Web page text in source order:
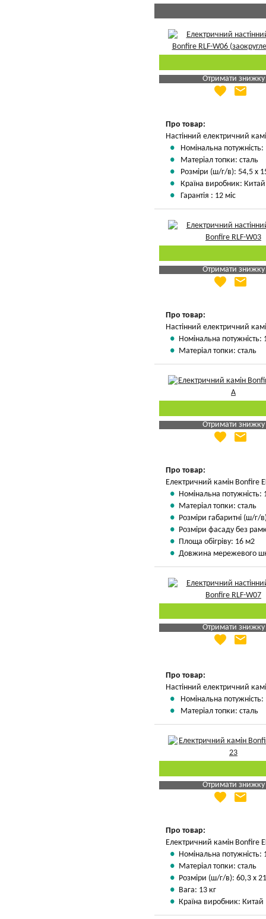
Отримати знижку
Яка Ваша ціна
favorite email
Про товар:
Настінний електричний
Номінальна потужність:
Матеріал топки: сталь
Розміри (ш/г/в): 54,5 х
Країна виробник: Китай
Гарантія : 12 міс
Отримати знижку
Яка Ваша ціна
favorite email
Про товар:
Настінний електричний
Номінальна потужність:
Матеріал топки: сталь
Отримати знижку
Яка Ваша ціна
favorite email
Про товар:
Електричний камін Bonfire
Номінальна потужність:
Матеріал топки: сталь
Розміри габаритні (ш/г/
Розміри фасаду без
Площа обігріву: 16 м2
Довжина мережевого
Отримати знижку
Яка Ваша ціна
favorite email
Про товар:
Настінний електричний
Номінальна потужність:
Матеріал топки: сталь
Отримати знижку
Яка Ваша ціна
favorite email
Про товар:
Електричний камін Bonfire
Номінальна потужність:
Матеріал топки: сталь
Розміри (ш/г/в): 60,3 х
Вага: 13 кг
Країна виробник: Китай